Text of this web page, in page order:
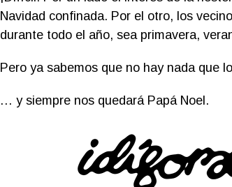
Navidad confinada. Por el otro, los
durante todo el año, sea primavera,
Pero ya sabemos que no hay nada que
… y siempre nos quedará Papá Noel.